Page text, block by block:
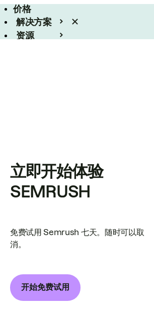
价格
解决方案
资源
立即开始体验
SEMRUSH
免费试用 Semrush 七天。随时可以取
消。
开始免费试用